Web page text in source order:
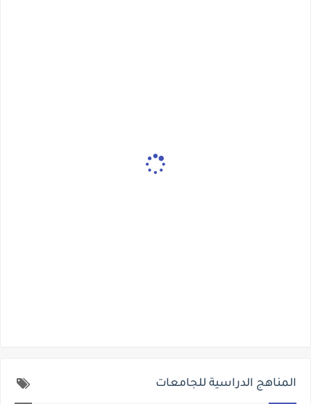
المناهج الدراسية للجامعات